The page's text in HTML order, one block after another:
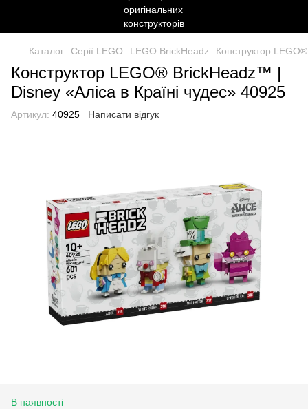
Каталог Серії LEGO LEGO BrickHeadz Конструктор
Конструктор LEGO® BrickHeadz™ |
Disney «Аліса в Країні чудес» 40925
Артикул: 40925 Написати відгук
В наявності